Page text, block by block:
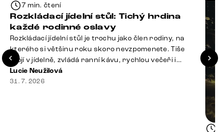
7 min. čtení
Rozkládací jídelní stůl: Tichý hrdina
každé rodinné oslavy
Rozkládací jídelní stůl je trochu jako člen rodiny, na
kterého si většinu roku skoro nevzpomenete. Tiše
stojí v jídelně, zvládá ranní kávu, rychlou večeři i
hromadu dopisů, které je potřeba „někdy vyřídit“. Pak
ale přijdou Vánoce, narozeniny nebo zpráva: „Stavíme
Lucie Neužilová
31. 7. 2026